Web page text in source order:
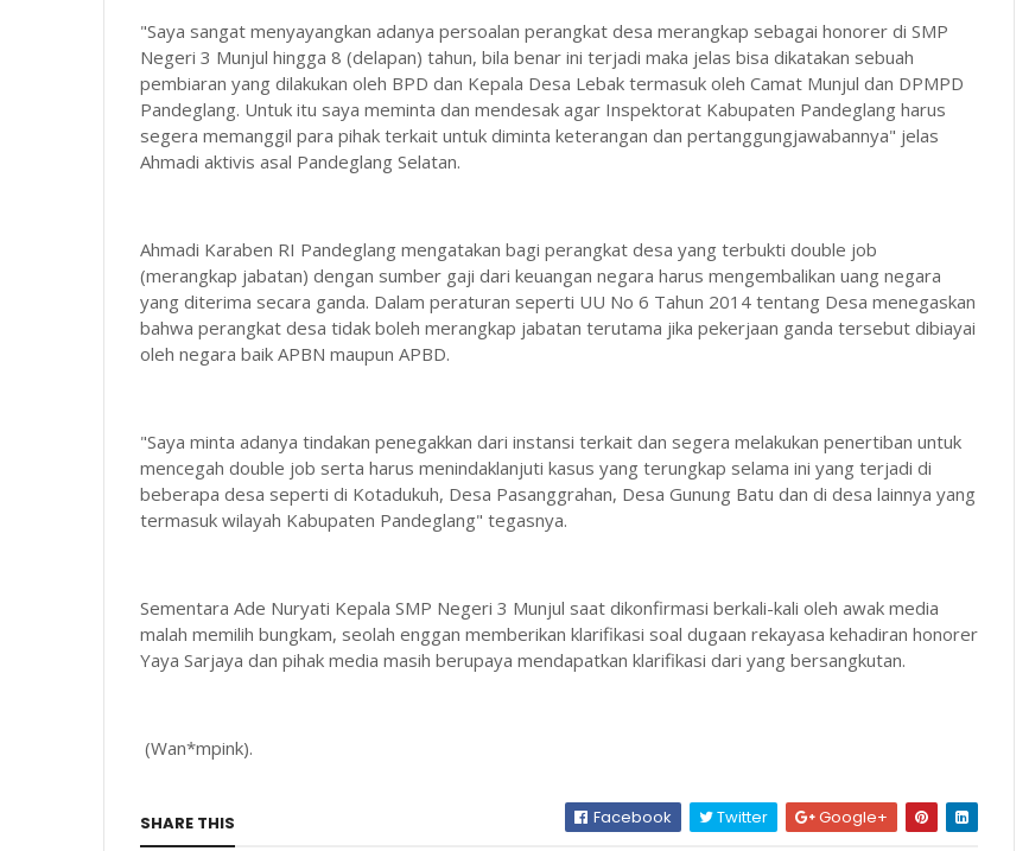
"Saya sangat menyayangkan adanya persoalan perangkat desa merangkap sebagai honorer di SMP
Negeri 3 Munjul hingga 8 (delapan) tahun, bila benar ini terjadi maka jelas bisa dikatakan sebuah
pembiaran yang dilakukan oleh BPD dan Kepala Desa Lebak termasuk oleh Camat Munjul dan DPMPD
Pandeglang. Untuk itu saya meminta dan mendesak agar Inspektorat Kabupaten Pandeglang harus
segera memanggil para pihak terkait untuk diminta keterangan dan pertanggungjawabannya" jelas
Ahmadi aktivis asal Pandeglang Selatan.
Ahmadi Karaben RI Pandeglang mengatakan bagi perangkat desa yang terbukti double job
(merangkap jabatan) dengan sumber gaji dari keuangan negara harus mengembalikan uang negara
yang diterima secara ganda. Dalam peraturan seperti UU No 6 Tahun 2014 tentang Desa menegaskan
bahwa perangkat desa tidak boleh merangkap jabatan terutama jika pekerjaan ganda tersebut dibiayai
oleh negara baik APBN maupun APBD.
"Saya minta adanya tindakan penegakkan dari instansi terkait dan segera melakukan penertiban untuk
mencegah double job serta harus menindaklanjuti kasus yang terungkap selama ini yang terjadi di
beberapa desa seperti di Kotadukuh, Desa Pasanggrahan, Desa Gunung Batu dan di desa lainnya yang
termasuk wilayah Kabupaten Pandeglang" tegasnya.
Sementara Ade Nuryati Kepala SMP Negeri 3 Munjul saat dikonfirmasi berkali-kali oleh awak media
malah memilih bungkam, seolah enggan memberikan klarifikasi soal dugaan rekayasa kehadiran honorer
Yaya Sarjaya dan pihak media masih berupaya mendapatkan klarifikasi dari yang bersangkutan.
(Wan*mpink).
SHARE THIS Facebook Twitter Google+